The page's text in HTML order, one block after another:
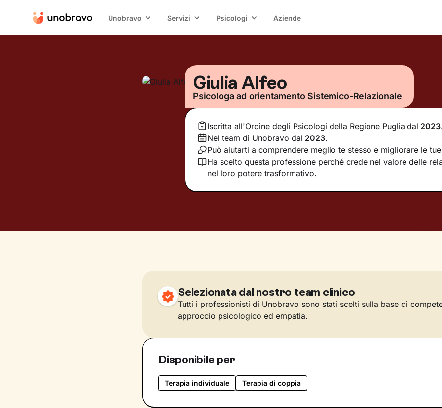
Unobravo Servizi Psicologi Aziende
Giulia Alfeo
Psicologa ad orientamento Sistemico-Relazionale
Iscritta all'Ordine degli Psicologi della Regione Puglia dal 2023.
Nel team di Unobravo dal 2023.
Può aiutarti a comprendere meglio te stesso e migliorare le
Ha scelto questa professione perché crede nel valore delle
nel loro potere trasformativo.
Selezionata dal nostro team clinico
Tutti i professionisti di Unobravo sono stati scelti sulla base di
approccio psicologico ed empatia.
Disponibile per
Terapia individuale Terapia di coppia